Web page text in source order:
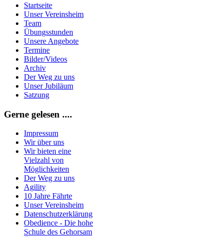
Startseite
Unser Vereinsheim
Team
Übungsstunden
Unsere Angebote
Termine
Bilder/Videos
Archiv
Der Weg zu uns
Unser Jubiläum
Satzung
Gerne gelesen ....
Impressum
Wir über uns
Wir bieten eine
Vielzahl von
Möglichkeiten
Der Weg zu uns
Agility
10 Jahre Fährte
Unser Vereinsheim
Datenschutzerklärung
Obedience - Die hohe
Schule des Gehorsam